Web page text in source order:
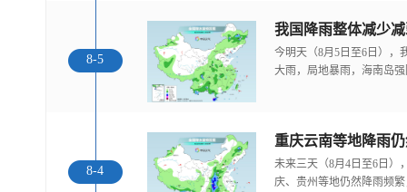
8-5
我国降雨整体减少
今明天（8月5日至6日），
大雨，局地暴雨，海南岛
8-4
重庆云南等地降雨
未来三天（8月4日至6日）
庆、贵州等地仍然降雨频